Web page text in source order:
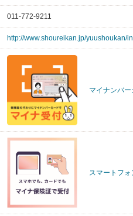
011-772-9211
http://www.shoureikan.jp/yuushoukan/
マイナンバ
スマートフ